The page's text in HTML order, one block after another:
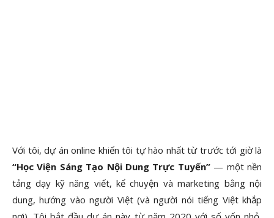
Với tôi, dự án online khiến tôi tự hào nhất từ trước tới giờ là
“Học Viện Sáng Tạo Nội Dung Trực Tuyến”— một nền
tảng dạy kỹ năng viết, kể chuyện và marketing bằng nội
dung, hướng vào người Việt (và người nói tiếng Việt khắp